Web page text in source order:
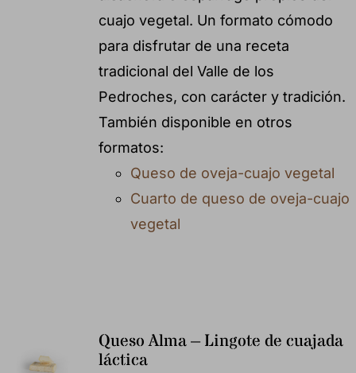
cuajo vegetal. Un formato cómodo
para disfrutar de una receta
tradicional del Valle de los
Pedroches, con carácter y tradición.
También disponible en otros
formatos:
Queso de oveja-cuajo vegetal
Cuarto de queso de oveja-cuajo
vegetal
Queso Alma – Lingote de cuajada
láctica